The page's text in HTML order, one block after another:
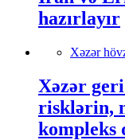
hazırlayır
Xəzər
Xəzər
risklərin,
kompleks